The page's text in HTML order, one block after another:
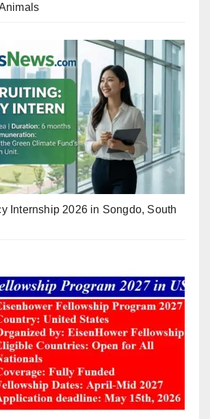
Internship 2026 in Songdo, South